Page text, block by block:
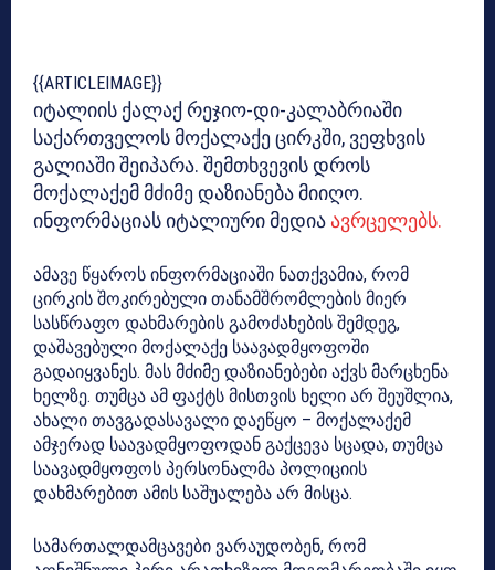
{{ARTICLEIMAGE}}
იტალიის ქალაქ რეჯიო-დი-კალაბრიაში
საქართველოს მოქალაქე ცირკში, ვეფხვის
გალიაში შეიპარა. შემთხვევის დროს
მოქალაქემ მძიმე დაზიანება მიიღო.
ინფორმაციას იტალიური მედია ავრცელებს.
ამავე წყაროს ინფორმაციაში ნათქვამია, რომ
ცირკის შოკირებული თანამშრომლების მიერ
სასწრაფო დახმარების გამოძახების შემდეგ,
დაშავებული მოქალაქე საავადმყოფოში
გადაიყვანეს. მას მძიმე დაზიანებები აქვს მარცხენა
ხელზე. თუმცა ამ ფაქტს მისთვის ხელი არ შეუშლია,
ახალი თავგადასავალი დაეწყო – მოქალაქემ
ამჯერად საავადმყოფოდან გაქცევა სცადა, თუმცა
საავადმყოფოს პერსონალმა პოლიციის
დახმარებით ამის საშუალება არ მისცა.
სამართალდამცავები ვარაუდობენ, რომ